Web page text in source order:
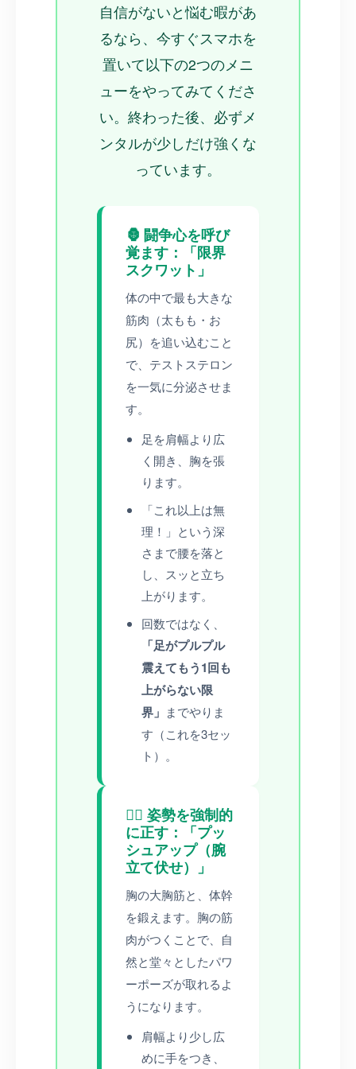
自信がないと悩む暇があ
るなら、今すぐスマホを
置いて以下の2つのメニ
ューをやってみてくださ
い。終わった後、必ずメ
ンタルが少しだけ強くな
っています。
🦍 闘争心を呼び
覚ます：「限界
スクワット」
体の中で最も大きな
筋肉（太もも・お
尻）を追い込むこと
で、テストステロン
を一気に分泌させま
す。
足を肩幅より広
く開き、胸を張
ります。
「これ以上は無
理！」という深
さまで腰を落と
し、スッと立ち
上がります。
回数ではなく、
「足がプルプル
震えてもう1回も
上がらない限
界」 までやりま
す（これを3セッ
ト）。
🦸‍♂️ 姿勢を強制的
に正す：「プッ
シュアップ（腕
立て伏せ）」
胸の大胸筋と、体幹
を鍛えます。胸の筋
肉がつくことで、自
然と堂々としたパワ
ーポーズが取れるよ
うになります。
肩幅より少し広
めに手をつき、